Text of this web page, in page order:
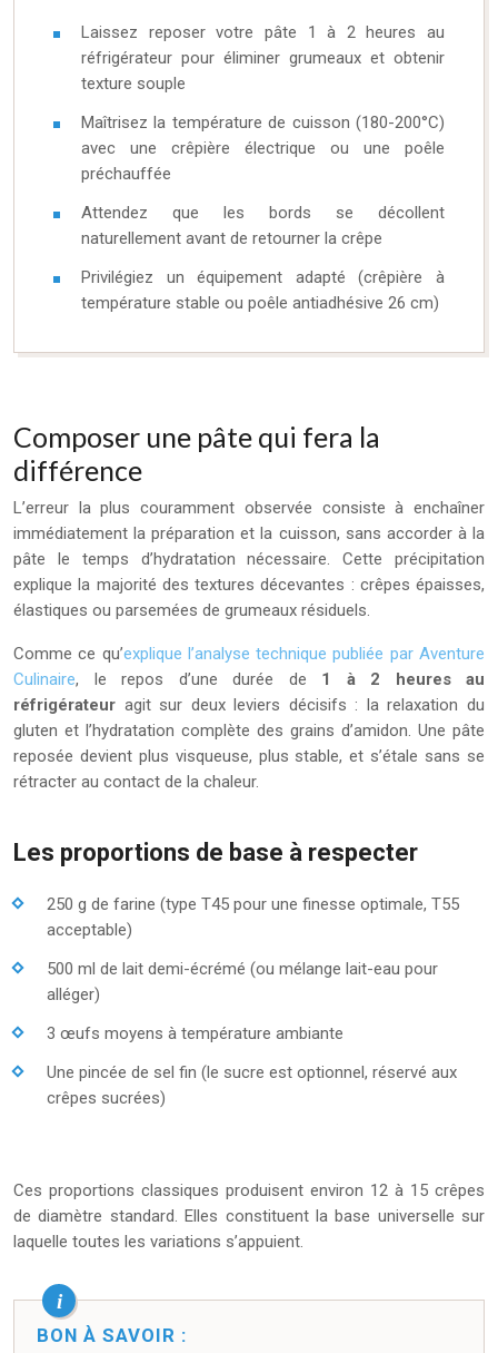
Laissez reposer votre pâte 1 à 2 heures au
réfrigérateur pour éliminer grumeaux et obtenir
texture souple
Maîtrisez la température de cuisson (180-200°C)
avec une crêpière électrique ou une poêle
préchauffée
Attendez que les bords se décollent
naturellement avant de retourner la crêpe
Privilégiez un équipement adapté (crêpière à
température stable ou poêle antiadhésive 26 cm)
Composer une pâte qui fera la
différence
L’erreur la plus couramment observée consiste à enchaîner
immédiatement la préparation et la cuisson, sans accorder à la
pâte le temps d’hydratation nécessaire. Cette précipitation
explique la majorité des textures décevantes : crêpes épaisses,
élastiques ou parsemées de grumeaux résiduels.
Comme ce qu’explique l’analyse technique publiée par Aventure
Culinaire, le repos d’une durée de 1 à 2 heures au
réfrigérateur agit sur deux leviers décisifs : la relaxation du
gluten et l’hydratation complète des grains d’amidon. Une pâte
reposée devient plus visqueuse, plus stable, et s’étale sans se
rétracter au contact de la chaleur.
Les proportions de base à respecter
250 g de farine (type T45 pour une finesse optimale, T55
acceptable)
500 ml de lait demi-écrémé (ou mélange lait-eau pour
alléger)
3 œufs moyens à température ambiante
Une pincée de sel fin (le sucre est optionnel, réservé aux
crêpes sucrées)
Ces proportions classiques produisent environ 12 à 15 crêpes
de diamètre standard. Elles constituent la base universelle sur
laquelle toutes les variations s’appuient.
BON À SAVOIR :